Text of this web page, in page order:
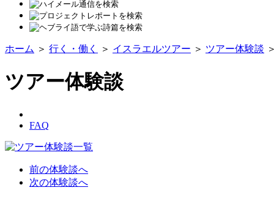
ホーム ＞ 行く・働く ＞ イスラエルツアー ＞ ツアー体験談 ＞
ツアー体験談
FAQ
前の体験談へ
次の体験談へ